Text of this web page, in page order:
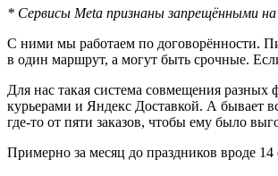
* Сервисы Meta признаны запрещёнными
С ними мы работаем по договорённости.
в один маршрут, а могут быть срочные.
Для нас такая система совмещения разных
курьерами и Яндекс Доставкой. А бывает
где-то от пяти заказов, чтобы ему было
Примерно за месяц до праздников вроде